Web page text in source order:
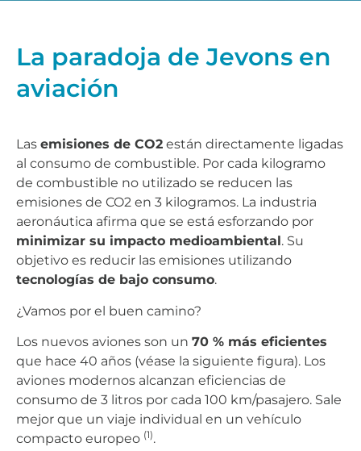
La paradoja de Jevons en
aviación
Las emisiones de CO2 están directamente ligadas
al consumo de combustible. Por cada kilogramo
de combustible no utilizado se reducen las
emisiones de CO2 en 3 kilogramos. La industria
aeronáutica afirma que se está esforzando por
minimizar su impacto medioambiental. Su
objetivo es reducir las emisiones utilizando
tecnologías de bajo consumo.
¿Vamos por el buen camino?
Los nuevos aviones son un 70 % más eficientes
que hace 40 años (véase la siguiente figura). Los
aviones modernos alcanzan eficiencias de
consumo de 3 litros por cada 100 km/pasajero. Sale
mejor que un viaje individual en un vehículo
compacto europeo (1).